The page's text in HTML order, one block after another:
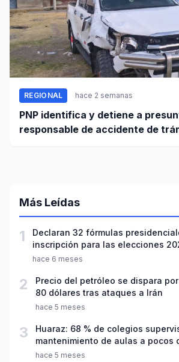
REGIONAL hace 2 semanas
PNP identifica y detiene a
responsable de accidente de
Más Leídas
1
Declaran 32 fórmulas
inscripción para las elecciones
hace 6 meses
2
Precio del petróleo se dispara
80 dólares tras ataques a Irán
hace 5 meses
3
Huaraz: 68 % de colegios
mantenimiento de aulas a pocos
año escolar 2026
hace 5 meses